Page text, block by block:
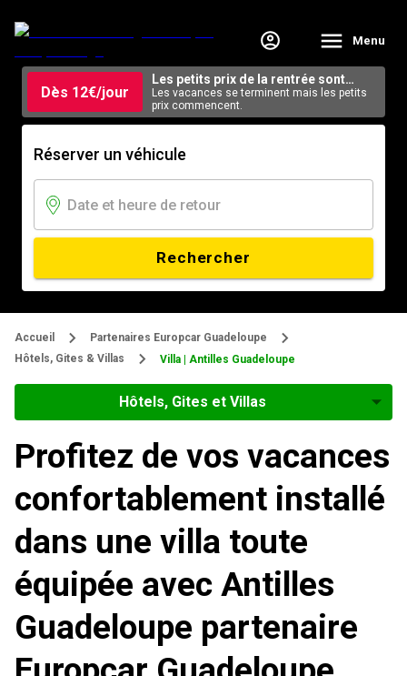
Menu
Dès 12€/jour
Les petits prix de la rentrée sont
arrivés.
Les vacances se terminent mais les petits
prix commencent.
Réserver un véhicule
Rechercher
Accueil
Partenaires Europcar Guadeloupe
Hôtels, Gites & Villas
Villa | Antilles Guadeloupe
Hôtels, Gites et Villas
Profitez de vos vacances
confortablement installé
dans une villa toute
équipée avec Antilles
Guadeloupe partenaire